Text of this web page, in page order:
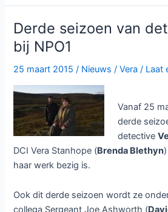
een
callgirl
te
zien
bij
5
Derde seizoen van
bij NPO1
25 maart 2015/ Nieuws /Vera / Laat
Vanaf 25
derde
detective
DCI Vera Stanhope (Brenda Blethyn
haar werk bezig is.
Ook dit derde seizoen wordt ze
collega Sergeant Joe Ashworth (